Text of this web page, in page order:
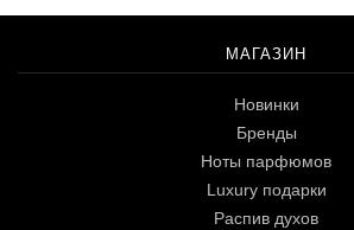
МАГАЗИН
Новинки
Бренды
Ноты парфюмов
Luxury подарки
Распив духов